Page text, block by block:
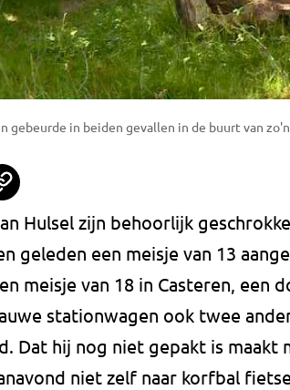
gebeurde in beiden gevallen in de buurt van
Hulsel zijn behoorlijk
geleden een meisje van 13
meisje van 18 in Casteren, een
stationwagen ook twee
Dat hij nog niet gepakt is maakt
niet zelf naar korfbal